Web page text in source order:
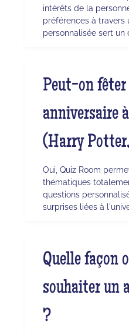
intérêts de la
préférences à travers
personnalisée sert un
Peut-on
anniversaire
(Harry
Oui, Quiz Room
thématiques
questions
surprises liées à
Quelle façon
souhaiter un
?